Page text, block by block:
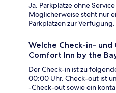
Ja. Parkplätze ohne
Möglicherweise steht nur
Parkplätzen zur Verfügung.
Welche Check-in-
Comfort Inn by the
Der Check-in ist zu
00:00 Uhr. Check-out ist
-Check-out sowie ein